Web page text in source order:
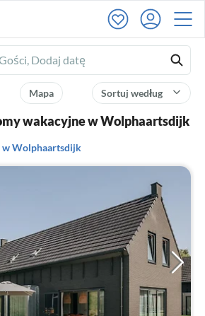
Sortuj według
Mapa
wakacyjne w Wolphaartsdijk
w Wolphaartsdijk